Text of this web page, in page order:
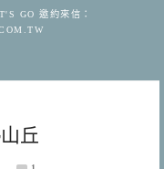
GO 邀約來信：
丘